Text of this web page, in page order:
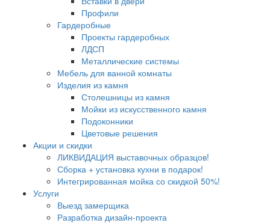
Профили
Гардеробные
Проекты гардеробных
ЛДСП
Металлические системы
Мебель для ванной комнаты
Изделия из камня
Столешницы из камня
Мойки из искусственного камня
Подоконники
Цветовые решения
Акции и скидки
ЛИКВИДАЦИЯ выставочных образцов!
Сборка + установка кухни в подарок!
Интегрированная мойка со скидкой 50%!
Услуги
Выезд замерщика
Разработка дизайн-проекта